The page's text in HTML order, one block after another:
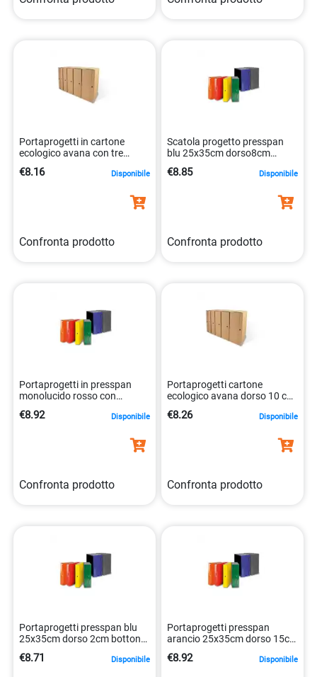
Portaprogetti in cartone
ecologico avana con tre
bottoni da 25×35 cm.
8055731910359
€8.16 Disponibile
Confronta prodotto
Scatola progetto presspan
blu 25x35cm dorso8cm
bottoneeuro 8052286880250
€8.85 Disponibile
Confronta prodotto
Portaprogetti in presspan
monolucido rosso con
chiusura a 3 bottoni.
8052286880458
€8.92 Disponibile
Confronta prodotto
Portaprogetti cartone
ecologico avana dorso 10 cm
chiusura tre bottoni
8055731910373
€8.26 Disponibile
Confronta prodotto
Portaprogetti presspan blu
25x35cm dorso 2cm bottone
euro cart 8052286880076
€8.71 Disponibile
Portaprogetti presspan
arancio 25x35cm dorso 15cm
8052286880427
€8.92 Disponibile